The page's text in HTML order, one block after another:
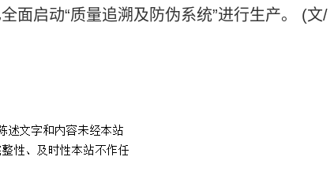
面启动“质量追溯及防伪系统”进行生产。 (文/